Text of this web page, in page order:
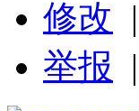
修改 |
举报 |